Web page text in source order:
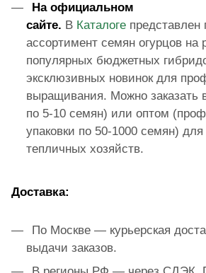
На официальном
сайте. В Каталоге представлен
ассортимент семян огурцов на
популярных бюджетных
эксклюзивных новинок для
выращивания. Можно заказать
по 5-10 семян) или оптом
упаковки по 50-1000 семян)
тепличных хозяйств.
Доставка:
По Москве — курьерская
выдачи заказов.